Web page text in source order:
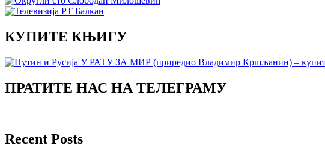
КУПИТЕ КЊИГУ
ПРАТИТЕ НАС НА ТЕЛЕГРАМУ
Recent Posts